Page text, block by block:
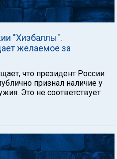
"Хизбаллы".
желаемое за
что президент России
признал наличие у
Это не соответствует